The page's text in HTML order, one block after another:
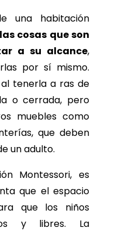
una habitación
cosas que son
a su alcance,
por sí mismo.
tenerla a ras de
o cerrada, pero
muebles como
que deben
un adulto.
Montessori, es
que el espacio
que los niños
y libres. La